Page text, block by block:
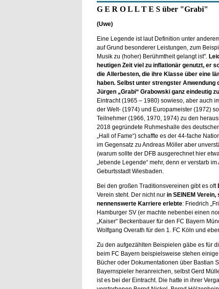
G E R O L L T E S über "Grabi"
(Uwe)
Eine Legende ist laut Definition unter
auf Grund besonderer Leistungen, zum
Musik zu (hoher) Berühmtheit gelangt ist".
heutigen Zeit viel zu inflationär genutzt, er
die Allerbesten, die ihre Klasse über eine
haben. Selbst unter strengster Anwendung
Jürgen „Grabi“ Grabowski ganz eindeutig
Eintracht (1965 – 1980) sowieso, aber auch
der Welt- (1974) und Europameister (1972)
Teilnehmer (1966, 1970, 1974) zu den
2018 gegründete Ruhmeshalle des
„Hall of Fame“) schaffte es der 44-fache
im Gegensatz zu Andreas Möller aber
(warum sollte der DFB ausgerechnet hier
„lebende Legende“ mehr, denn er verstarb
Geburtsstadt Wiesbaden.
Bei den großen Traditionsvereinen gibt es oft
Verein steht. Der nicht nur in SEINEM
nennenswerte Karriere erlebte: Friedrich
Hamburger SV (er machte nebenbei einen
„Kaiser“ Beckenbauer für den FC Bayern
Wolfgang Overath für den 1. FC Köln und
Zu den aufgezählten Beispielen gäbe es für
beim FC Bayern beispielsweise stehen
Bücher oder Dokumentationen über Bastian
Bayernspieler heranreichen, selbst Gerd
ist es bei der Eintracht. Die hatte in ihrer